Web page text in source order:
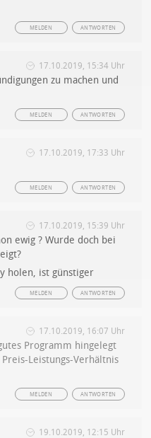
ANTWORTEN
MELDEN
17.10.2019, 15:34 Uhr
zu machen und
ANTWORTEN
MELDEN
17.10.2019, 17:33 Uhr
ANTWORTEN
MELDEN
17.10.2019, 15:39 Uhr
ewig ? Wurde doch bei
holen, ist günstiger
ANTWORTEN
MELDEN
17.10.2019, 16:07 Uhr
Programm hingelegt
Leistungs-Verhältnis
ANTWORTEN
MELDEN
19.10.2019, 12:15 Uhr